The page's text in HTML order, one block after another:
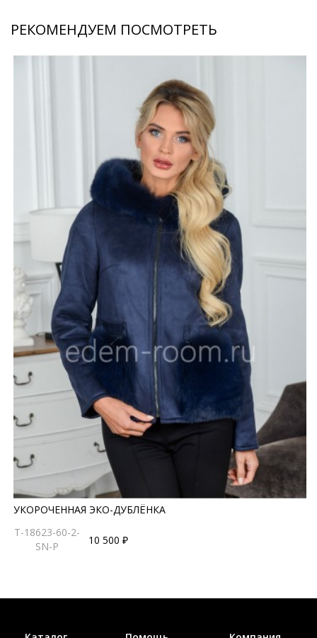
РЕКОМЕНДУЕМ ПОСМОТРЕТЬ
УКОРОЧЕННАЯ ЭКО-ДУБЛЁНКА
T-18623-60-2-
SN-P
10 500 ₽